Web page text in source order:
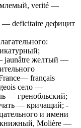
verité —
— deficitaire дефицит
jaunâtre желтый —
français
село —
— гренобльский;
— кричащий; -
и имени
книжный, Моlière —